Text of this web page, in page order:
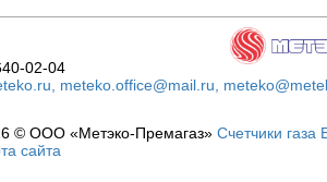
02-04
meteko.office@mail.ru,
© ООО «Метэко-Премагаз» Счетчики газа
сайта